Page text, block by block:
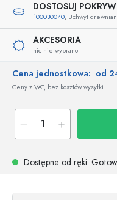
DOSTOSUJ
100030040, Uchwyt
AKCESORIA
nic nie wybrano
Cena jednostkowa: od
Ceny z VAT, bez kosztów wysyłki
Dostępne od ręki.